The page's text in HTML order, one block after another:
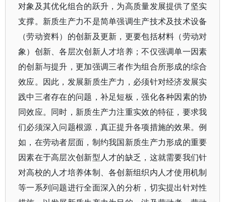
对象及其优化组合的跃升，为高质量发展提供了坚实
支撑。新质生产力不是简单强调生产技术及技术设备
（劳动资料）的创新及更新，更要包括材料（劳动对
象）创新、各层次创新人才培养；不仅强调单一因素
的创新与提升，更加强调三者作为组合所形成的综合
效应。因此，发展新质生产力，必须针对经济发展实
践中三者存在的问题，补足短板，强化各种因素的协
同效应。同时，新质生产力注重实效的特征，要求我
们必须深入问题根源，真正提升各项措施的效果。例
如，在劳动者层面，制约我国新质生产力形成的重要
因素在于高层次创新型人才的缺乏，这就需要我们针
对高校的人才培养体制、各创新组织内人才使用机制
等一系列问题进行全面深入的分析，切实提出针对性